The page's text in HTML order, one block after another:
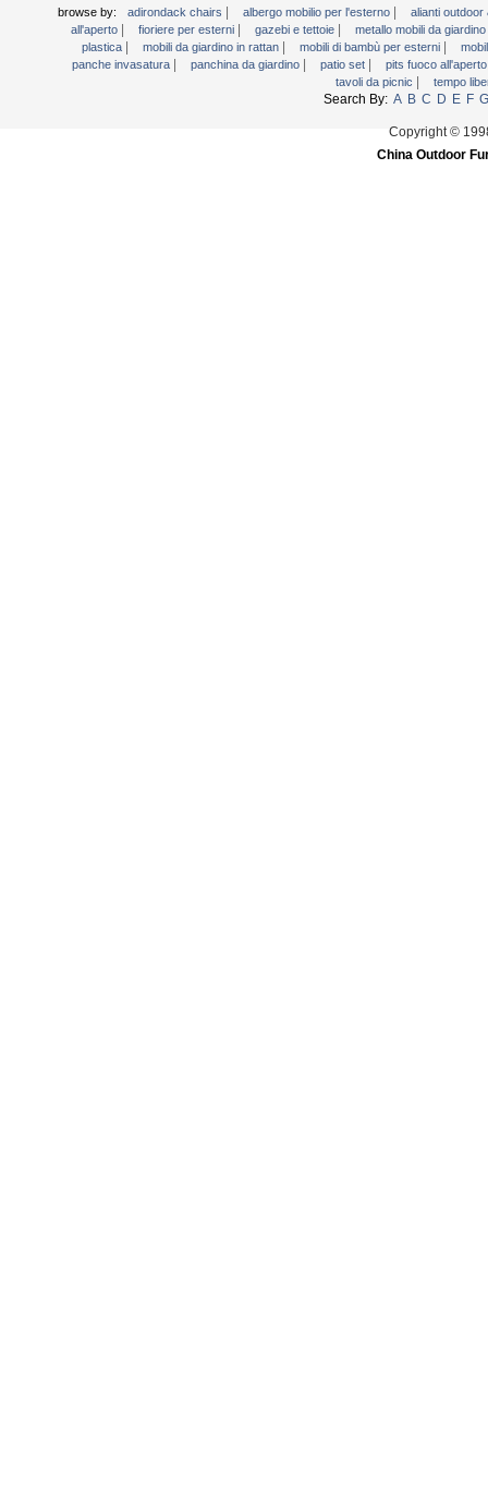
browse by: adirondack chairs albergo mobilio per l'esterno
alianti
all'aperto
fioriere per esterni gazebi e tettoie
metallo mobili da giardino
plastica
mobili da giardino in rattan mobili di bambù per esterni
panche invasatura
panchina da giardino patio set
pits fuoco
tavoli da picnic
tempo
Search By: A B C D E F G
Copyright ©
China Outdoor